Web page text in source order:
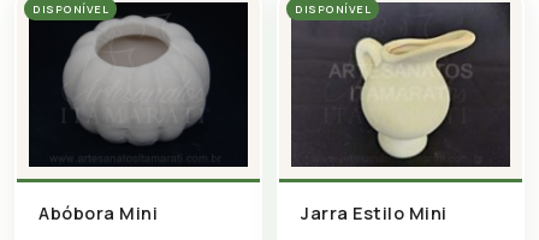
DISPONÍVEL
Abóbora Mini
DISPONÍVEL
Jarra Estilo Mini